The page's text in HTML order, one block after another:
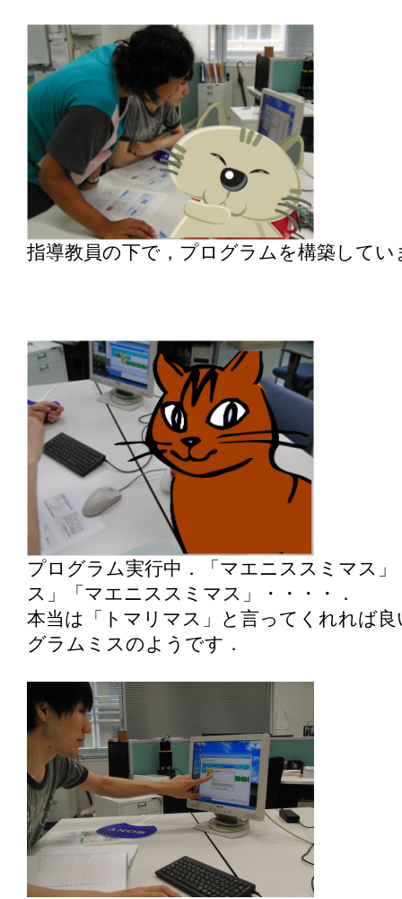
指導教員の下で，プログラムを構築してい
プログラム実行中．「マエニススミマス
ス」「マエニススミマス」・・・・．
本当は「トマリマス」と言ってくれれば
グラムミスのようです．